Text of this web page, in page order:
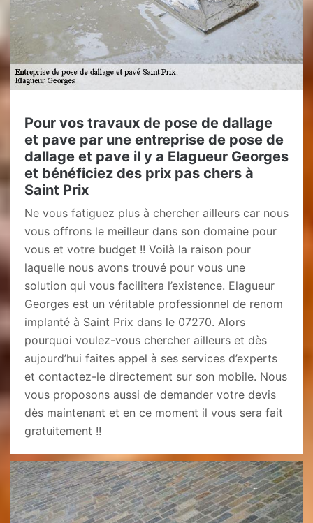
Pour vos travaux de pose de dallage
et pave par une entreprise de pose de
dallage et pave il y a Elagueur Georges
et bénéficiez des prix pas chers à
Saint Prix
Ne vous fatiguez plus à chercher ailleurs car nous
vous offrons le meilleur dans son domaine pour
vous et votre budget !! Voilà la raison pour
laquelle nous avons trouvé pour vous une
solution qui vous facilitera l’existence. Elagueur
Georges est un véritable professionnel de renom
implanté à Saint Prix dans le 07270. Alors
pourquoi voulez-vous chercher ailleurs et dès
aujourd’hui faites appel à ses services d’experts
et contactez-le directement sur son mobile. Nous
vous proposons aussi de demander votre devis
dès maintenant et en ce moment il vous sera fait
gratuitement !!